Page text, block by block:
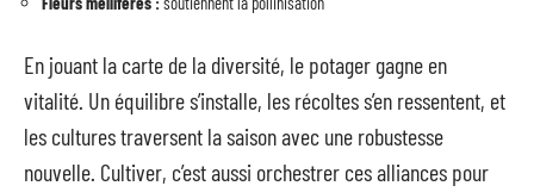
En jouant la carte de la diversité, le potager gagne en
vitalité. Un équilibre s’installe, les récoltes s’en ressentent, et
les cultures traversent la saison avec une robustesse
nouvelle. Cultiver, c’est aussi orchestrer ces alliances pour